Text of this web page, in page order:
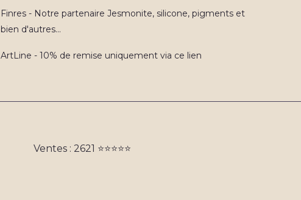
Finres - Notre partenaire Jesmonite, silicone, pigments et
bien d'autres...
ArtLine - 10% de remise uniquement via ce lien
Ventes : 2621 ⭐️⭐️⭐️⭐️⭐️